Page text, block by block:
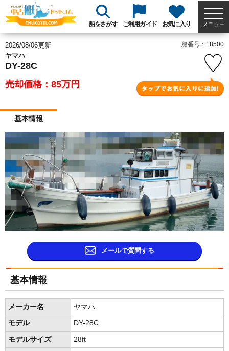
船をさがす ご利用ガイド お気に入り メニュー
2026/08/06更新
ヤマハ
DY-28C
売却価格：85万円
船番号：18500
基本情報
メールで質問する
基本情報
メーカー名 ヤマハ
モデル DY-28C
モデルサイズ 28ft